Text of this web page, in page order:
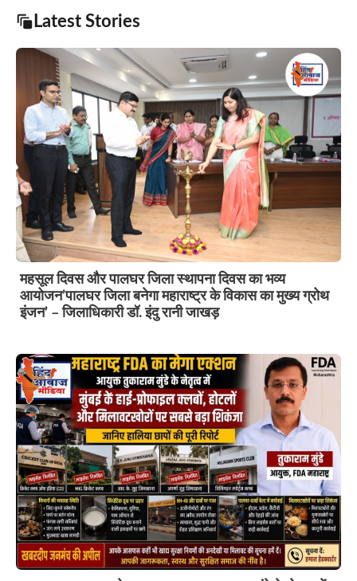
Latest Stories
महसूल दिवस और पालघर जिला स्थापना दिवस का भव्य
आयोजन’पालघर जिला बनेगा महाराष्ट्र के विकास का मुख्य ग्रोथ
इंजन’ – जिलाधिकारी डॉ. इंदु रानी जाखड़